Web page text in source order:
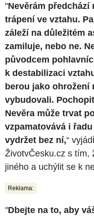
"Nevěrám
trápení ve vztahu.
záleží na důležitém
zamiluje, nebo ne.
původcem
k destabilizaci
berou jako ohrožení
vybudovali.
Nevěra může trvat
vzpamatovává i
vydržet bez ní,“
ŽivotvČesku.cz s tím,
jiného a uchýlit se k
Reklama:
"Dbejte na to, aby